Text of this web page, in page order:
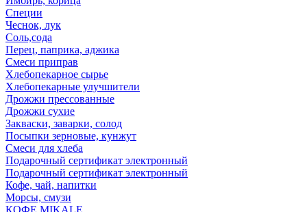
Специи
Чеснок, лук
Соль,сода
Перец, паприка, аджика
Смеси приправ
Хлебопекарное сырье
Хлебопекарные улучшители
Дрожжи прессованные
Дрожжи сухие
Закваски, заварки, солод
Посыпки зерновые, кунжут
Смеси для хлеба
Подарочный сертификат электронный
Подарочный сертификат электронный
Кофе, чай, напитки
Морсы, смузи
КОФЕ MIKALE